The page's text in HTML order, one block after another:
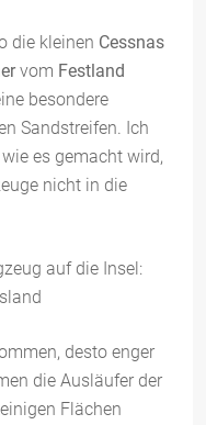
die kleinen Cessnas
vom Festland
besondere
Sandstreifen. Ich
es gemacht wird,
nicht in die
desto enger
die Ausläufer der
Flächen